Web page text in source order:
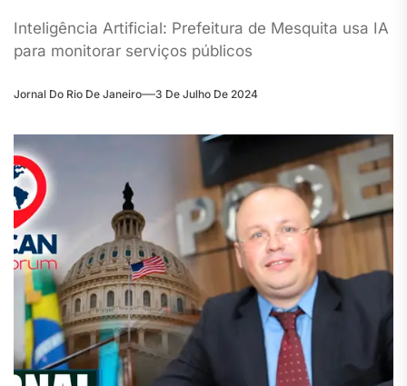
Inteligência Artificial: Prefeitura de Mesquita usa IA
para monitorar serviços públicos
Jornal Do Rio De Janeiro 3 De Julho De 2024